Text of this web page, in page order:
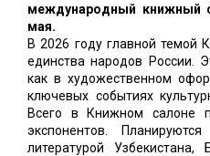
международный книжный
мая.
В 2026 году главной темой
единства народов России.
как в художественном
ключевых событиях
Всего в Книжном салоне
экспонентов.
литературой